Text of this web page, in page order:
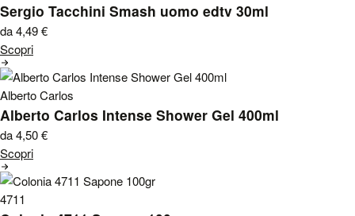
Sergio Tacchini Smash uomo edtv 30ml
da 4,49€
Scopri
Alberto Carlos
Alberto Carlos Intense Shower Gel 400ml
da 4,50€
Scopri
4711